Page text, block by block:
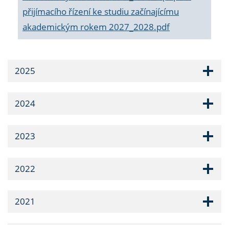
přijímacího řízení ke studiu začínajícímu
akademickým rokem 2027_2028.pdf
2025
2024
2023
2022
2021